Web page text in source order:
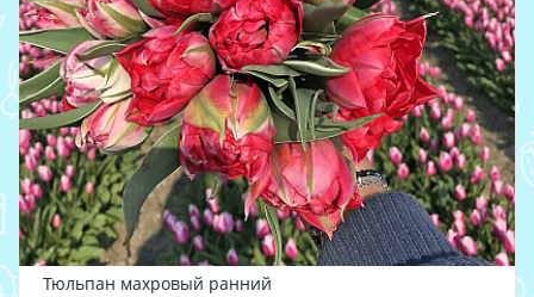
Тюльпан махровый ранний